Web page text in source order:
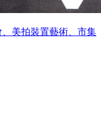
美拍裝置藝術、市集